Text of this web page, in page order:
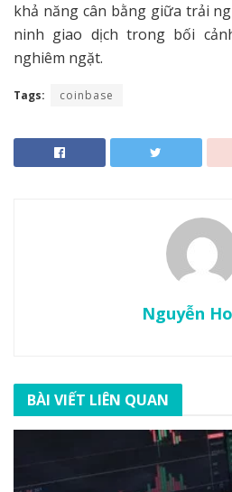
khả năng cân bằng giữa trải
ninh giao dịch trong bối
nghiêm ngặt.
Tags: coinbase
Nguyễn
BÀI VIẾT LIÊN QUAN